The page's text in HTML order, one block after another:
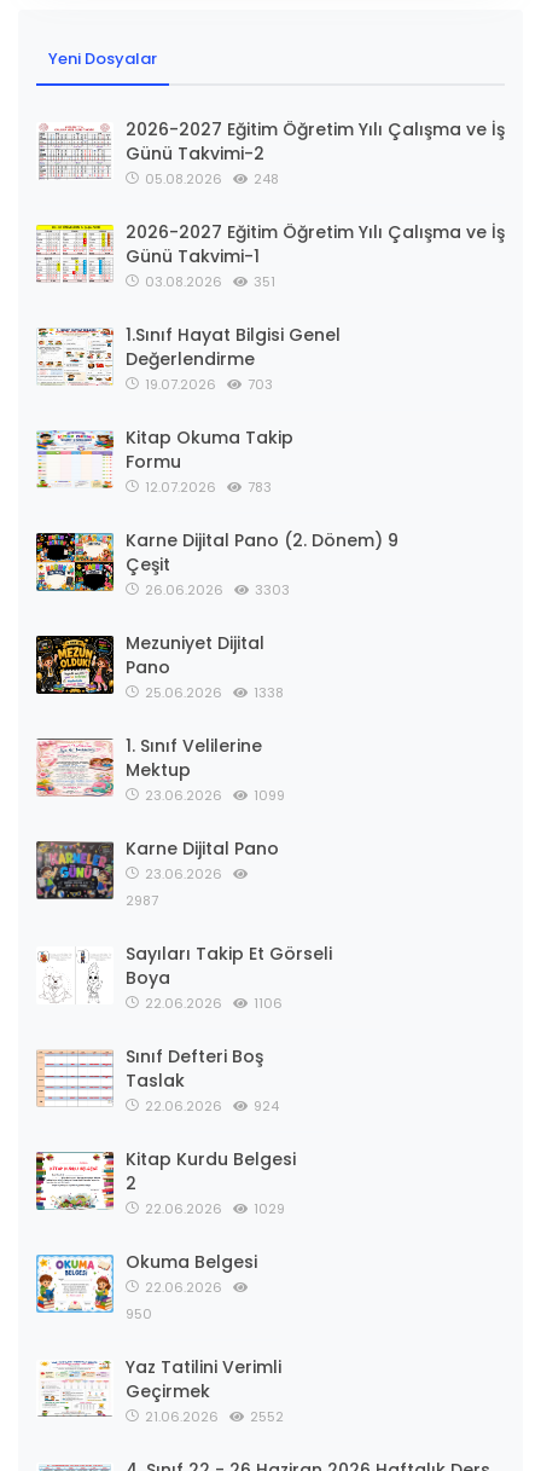
Yeni Dosyalar
2026-2027 Eğitim Öğretim Yılı Çalışma ve İş
Günü Takvimi-2
05.08.2026 248
2026-2027 Eğitim Öğretim Yılı Çalışma ve İş
Günü Takvimi-1
03.08.2026 351
1.Sınıf Hayat Bilgisi Genel
Değerlendirme
19.07.2026 703
Kitap Okuma Takip
Formu
12.07.2026 783
Karne Dijital Pano (2. Dönem) 9
Çeşit
26.06.2026 3303
Mezuniyet Dijital
Pano
25.06.2026 1338
1. Sınıf Velilerine
Mektup
23.06.2026 1099
Karne Dijital Pano
23.06.2026
2987
Sayıları Takip Et Görseli
Boya
22.06.2026 1106
Sınıf Defteri Boş
Taslak
22.06.2026 924
Kitap Kurdu Belgesi
2
22.06.2026 1029
Okuma Belgesi
22.06.2026
950
Yaz Tatilini Verimli
Geçirmek
21.06.2026 2552